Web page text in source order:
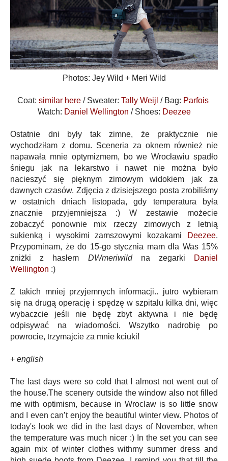
Photos: Jey Wild + Meri Wild
Coat: similar here / Sweater: Tally Weijl / Bag: Parfois
Watch: Daniel Wellington / Shoes: Deezee
Ostatnie dni były tak zimne, że praktycznie nie
wychodziłam z domu. Sceneria za oknem również nie
napawała mnie optymizmem, bo we Wrocławiu spadło
śniegu jak na lekarstwo i nawet nie można było
nacieszyć się pięknym zimowym widokiem jak za
dawnych czasów. Zdjęcia z dzisiejszego posta zrobiliśmy
w ostatnich dniach listopada, gdy temperatura była
znacznie przyjemniejsza :) W zestawie możecie
zobaczyć ponownie mix rzeczy zimowych z letnią
sukienką i wysokimi zamszowymi kozakami
Deezee.
Przypominam, że do 15-go stycznia mam dla Was 15%
zniżki z hasłem DWmeriwildna zegarki
Daniel
Wellington :)
Z takich mniej przyjemnych informacji.. jutro wybieram
się na drugą operację i spędzę w szpitalu kilka dni, więc
wybaczcie jeśli nie będę zbyt aktywna i nie będę
odpisywać na wiadomości. Wszytko nadrobię po
powrocie, trzymajcie za mnie kciuki!
+ english
The last days were so cold that I almost not went out of
the house.The scenery outside the window also not filled
me with optimism, because in Wroclaw is so little snow
and I even can’t enjoy the beautiful winter view. Photos of
today's look we did in the last days of November, when
the temperature was much nicer :) In the set you can see
again mix of winter clothes withmy summer dress and